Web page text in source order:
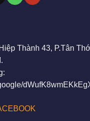
Thành 43, P.Tân